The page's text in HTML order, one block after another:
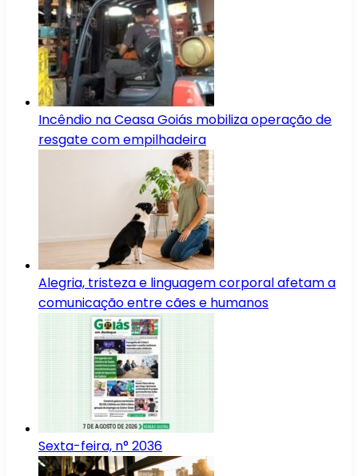
Incêndio na Ceasa Goiás mobiliza operação de
resgate com empilhadeira
Alegria, tristeza e linguagem corporal afetam a
comunicação entre cães e humanos
Sexta-feira, n° 2036